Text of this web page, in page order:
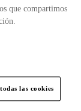
que compartimos
las cookies